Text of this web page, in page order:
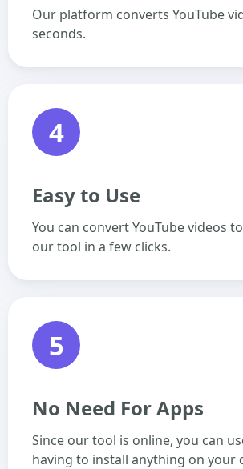
Our platform converts YouTube
seconds.
4
Easy to Use
You can convert YouTube videos
our tool in a few clicks.
5
No Need For Apps
Since our tool is online, you can
having to install anything on your